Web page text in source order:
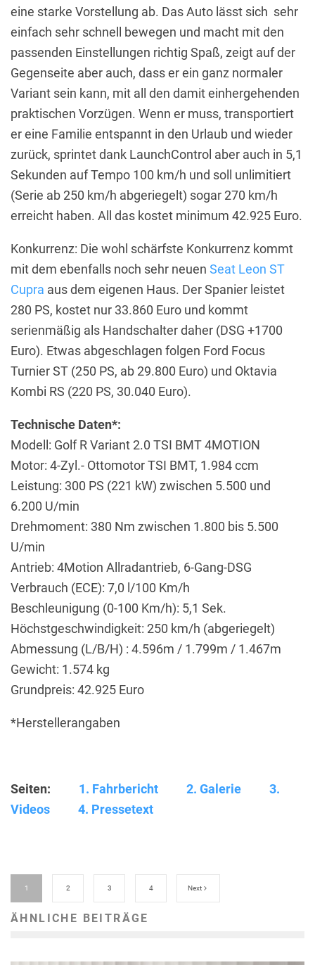
eine starke Vorstellung ab. Das Auto lässt sich sehr
einfach sehr schnell bewegen und macht mit den
passenden Einstellungen richtig Spaß, zeigt auf der
Gegenseite aber auch, dass er ein ganz normaler
Variant sein kann, mit all den damit einhergehenden
praktischen Vorzügen. Wenn er muss, transportiert
er eine Familie entspannt in den Urlaub und wieder
zurück, sprintet dank LaunchControl aber auch in 5,1
Sekunden auf Tempo 100 km/h und soll unlimitiert
(Serie ab 250 km/h abgeriegelt) sogar 270 km/h
erreicht haben. All das kostet minimum 42.925 Euro.
Konkurrenz: Die wohl schärfste Konkurrenz kommt
mit dem ebenfalls noch sehr neuen Seat Leon ST
Cupra aus dem eigenen Haus. Der Spanier leistet
280 PS, kostet nur 33.860 Euro und kommt
serienmäßig als Handschalter daher (DSG +1700
Euro). Etwas abgeschlagen folgen Ford Focus
Turnier ST (250 PS, ab 29.800 Euro) und Oktavia
Kombi RS (220 PS, 30.040 Euro).
Technische Daten*:
Modell: Golf R Variant 2.0 TSI BMT 4MOTION
Motor: 4-Zyl.- Ottomotor TSI BMT, 1.984 ccm
Leistung: 300 PS (221 kW) zwischen 5.500 und
6.200 U/min
Drehmoment: 380 Nm zwischen 1.800 bis 5.500
U/min
Antrieb: 4Motion Allradantrieb, 6-Gang-DSG
Verbrauch (ECE): 7,0 l/100 Km/h
Beschleunigung (0-100 Km/h): 5,1 Sek.
Höchstgeschwindigkeit: 250 km/h (abgeriegelt)
Abmessung (L/B/H) : 4.596m / 1.799m / 1.467m
Gewicht: 1.574 kg
Grundpreis: 42.925 Euro
*Herstellerangaben
Seiten: 1. Fahrbericht 2. Galerie
3.
Videos
4. Pressetext
1 2 3 4 Next
ÄHNLICHE BEITRÄGE